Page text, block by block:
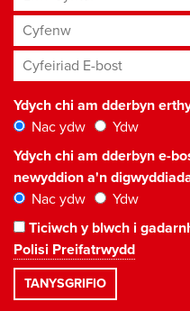
Cyfenw
Cyfeiriad E-bost*
Ydych chi am dderbyn
Nac ydw
Ydw
Ydych chi am dderbyn e-
newyddion a'n
Nac ydw
Ydw
Ticiwch y blwch i
Polisi Preifatrwydd